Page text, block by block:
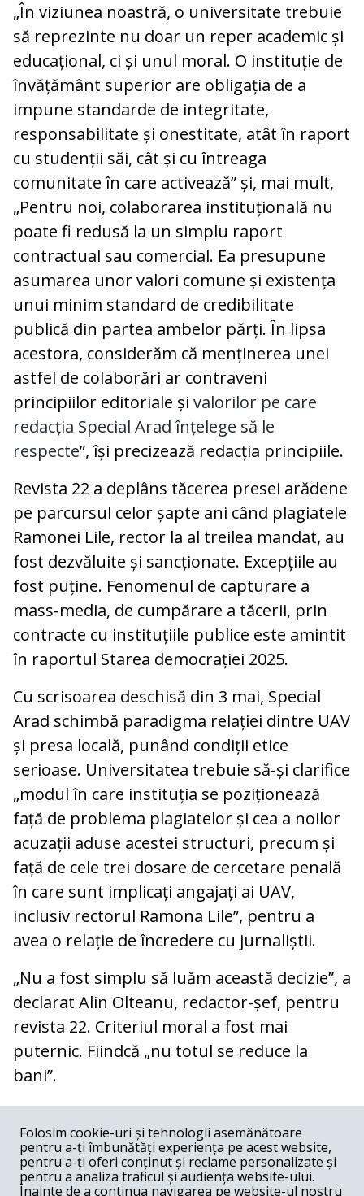
„În viziunea noastră, o universitate trebuie
să reprezinte nu doar un reper academic și
educațional, ci și unul moral. O instituție de
învățământ superior are obligația de a
impune standarde de integritate,
responsabilitate și onestitate, atât în raport
cu studenții săi, cât și cu întreaga
comunitate în care activează” și, mai mult,
„Pentru noi, colaborarea instituțională nu
poate fi redusă la un simplu raport
contractual sau comercial. Ea presupune
asumarea unor valori comune și existența
unui minim standard de credibilitate
publică din partea ambelor părți. În lipsa
acestora, considerăm că menținerea unei
astfel de colaborări ar contraveni
principiilor editoriale și valorilor pe care
redacția Special Arad înțelege să le
respecte”, își precizează redacția principiile.
Revista 22 a deplâns tăcerea presei arădene
pe parcursul celor șapte ani când plagiatele
Ramonei Lile, rector la al treilea mandat, au
fost dezvăluite și sancționate. Excepțiile au
fost puține. Fenomenul de capturare a
mass-media, de cumpărare a tăcerii, prin
contracte cu instituțiile publice este amintit
în raportul Starea democrației 2025.
Cu scrisoarea deschisă din 3 mai, Special
Arad schimbă paradigma relației dintre UAV
și presa locală, punând condiții etice
serioase. Universitatea trebuie să-și clarifice
„modul în care instituția se poziționează
față de problema plagiatelor și cea a noilor
acuzații aduse acestei structuri, precum și
față de cele trei dosare de cercetare penală
în care sunt implicați angajați ai UAV,
inclusiv rectorul Ramona Lile”, pentru a
avea o relație de încredere cu jurnaliștii.
„Nu a fost simplu să luăm această decizie”, a
declarat Alin Olteanu, redactor-șef, pentru
revista 22. Criteriul moral a fost mai
puternic. Fiindcă „nu totul se reduce la
bani”.
COMENTARII
Nume
Folosim cookie-uri și tehnologii asemănătoare
pentru a-ți îmbunătăți experiența pe acest website,
pentru a-ți oferi conținut și reclame personalizate și
pentru a analiza traficul și audiența website-ului.
Înainte de a continua navigarea pe website-ul nostru